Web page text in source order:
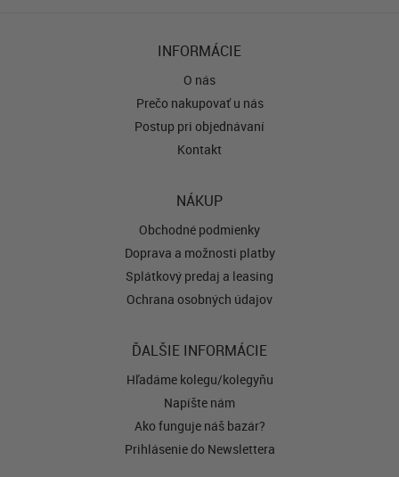
INFORMÁCIE
O nás
Prečo nakupovať u nás
Postup pri objednávaní
Kontakt
NÁKUP
Obchodné podmienky
Doprava a možnosti platby
Splátkový predaj a leasing
Ochrana osobných údajov
ĎALŠIE INFORMÁCIE
Hľadáme kolegu/kolegyňu
Napíšte nám
Ako funguje náš bazár?
Prihlásenie do Newslettera